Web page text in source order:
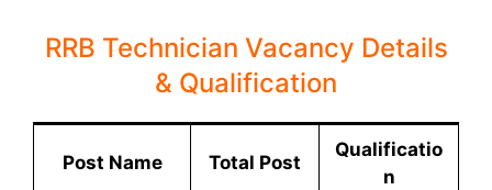
RRB Technician Vacancy Details
& Qualification
Post Name Total Post
Qualificatio
n